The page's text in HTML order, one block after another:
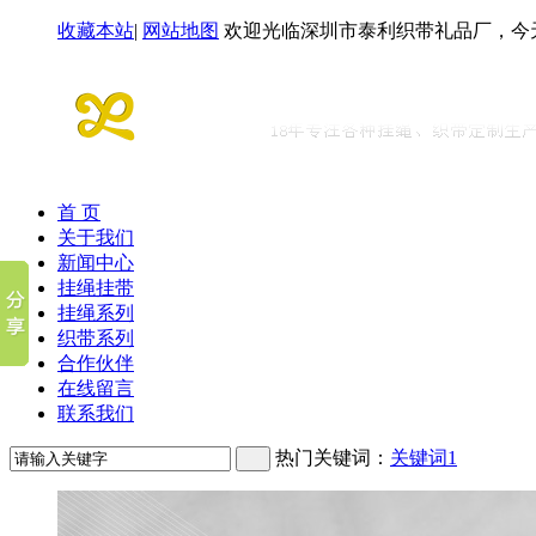
收藏本站| 网站地图 欢迎光临深圳市泰利织带礼品厂，今
首 页
关于我们
新闻中心
挂绳挂带
挂绳系列
织带系列
合作伙伴
在线留言
联系我们
热门关键词： 关键词1